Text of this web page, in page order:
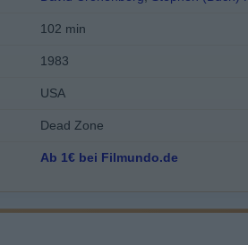
102 min
1983
USA
Dead Zone
Ab 1€ bei Filmundo.de